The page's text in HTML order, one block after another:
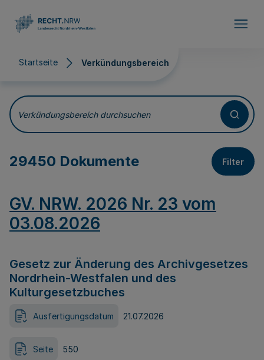
Startseite Verkündungsbereich
Verkündungsbereich
Verkündungsbereich durchsuchen
29450 Dokumente Filter
GV. NRW. 2026 Nr. 23 vom
03.08.2026
Gesetz zur Änderung des Archivgesetzes
Nordrhein-Westfalen und des
Kulturgesetzbuches
Ausfertigungsdatum 21.07.2026
Seite 550